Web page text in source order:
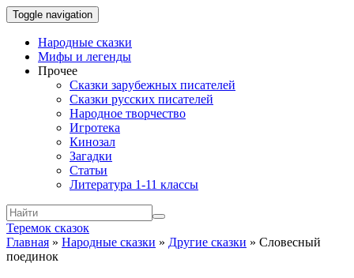
Toggle navigation
Народные сказки
Мифы и легенды
Прочее
Сказки зарубежных писателей
Сказки русских писателей
Народное творчество
Игротека
Кинозал
Загадки
Статьи
Литература 1-11 классы
Теремок сказок
Главная » Народные сказки » Другие сказки » Словесный
поединок